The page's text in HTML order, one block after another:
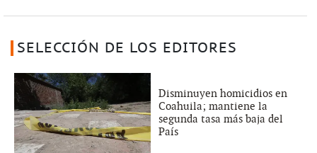
SELECCIÓN DE LOS EDITORES
Disminuyen homicidios en
Coahuila; mantiene la
segunda tasa más baja del
País